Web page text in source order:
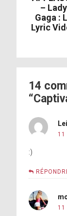
– Lady
Gaga :
Lyric
14
11
:)
11